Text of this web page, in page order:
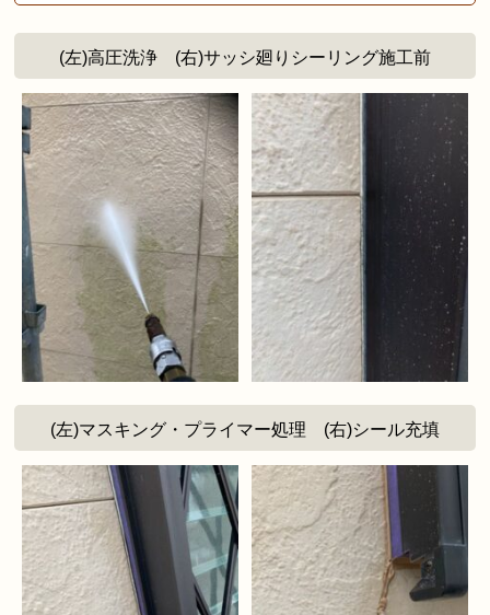
(左)高圧洗浄 (右)サッシ廻りシーリング施工前
(左)マスキング・プライマー処理 (右)シール充填